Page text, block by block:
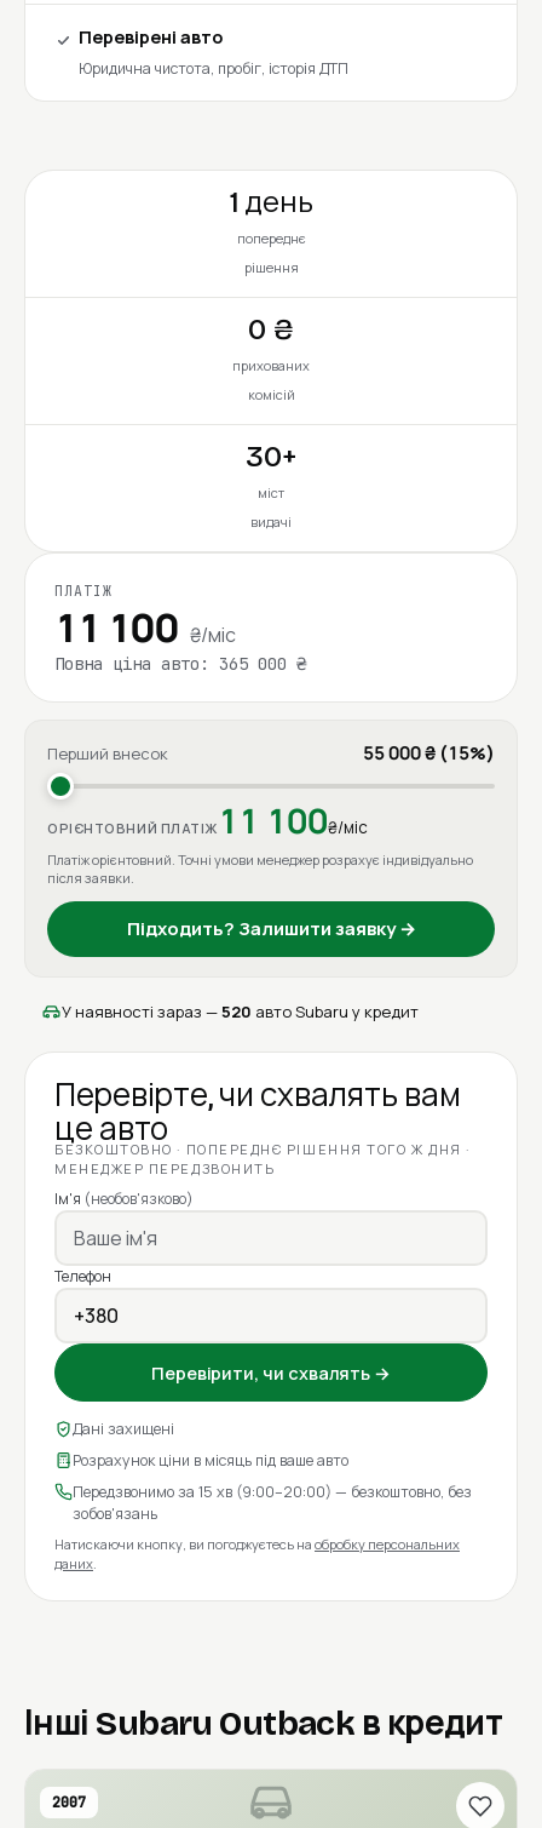
Перевірені авто
Юридична чистота, пробіг, історія ДТП
1 день
попереднє
рішення
0 ₴
прихованих
комісій
30+
міст
видачі
ПЛАТІЖ
11 100 ₴/міс
Повна ціна авто: 365 000 ₴
Перший внесок 55 000 ₴ (15%)
ОРІЄНТОВНИЙ ПЛАТІЖ 11 100₴/міс
Платіж орієнтовний. Точні умови менеджер розрахує індивідуально
після заявки.
Підходить? Залишити заявку →
У наявності зараз —520 авто Subaru у кредит
Перевірте, чи схвалять вам
це авто
БЕЗКОШТОВНО · ПОПЕРЕДНЄ РІШЕННЯ ТОГО Ж ДНЯ ·
МЕНЕДЖЕР ПЕРЕДЗВОНИТЬ
Ім'я (необов'язково)
Телефон
Перевірити, чи схвалять →
Дані захищені
Розрахунок ціни в місяць під ваше авто
Передзвонимо за 15 хв (9:00–20:00) — безкоштовно, без
зобов'язань
Натискаючи кнопку, ви погоджуєтесь на обробку персональних
даних.
Інші Subaru Outback в кредит
2007